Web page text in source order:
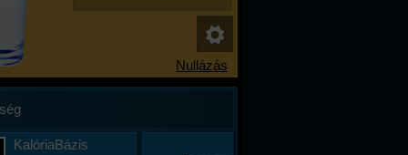
KalóriaBázis